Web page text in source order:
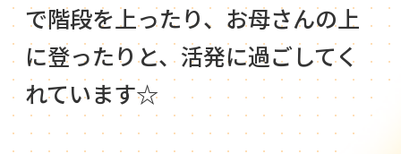
で階段を上ったり、お母さんの上
に登ったりと、活発に過ごしてく
れています☆